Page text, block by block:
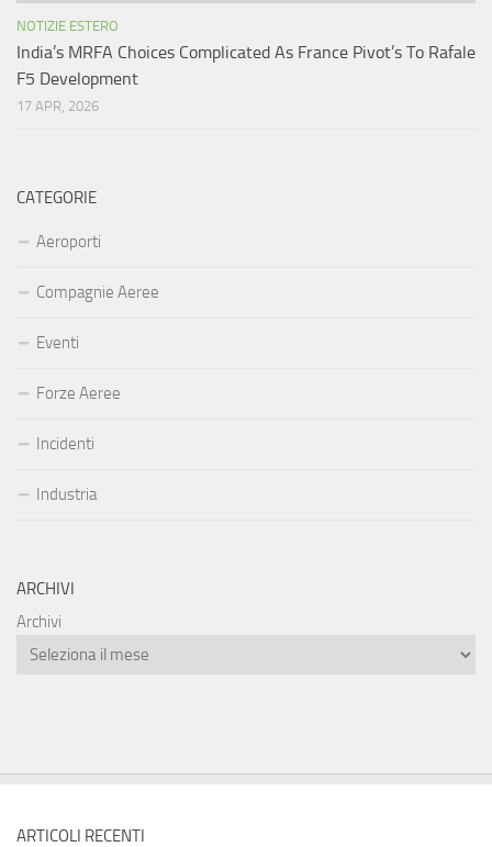
NOTIZIE ESTERO
India’s MRFA Choices Complicated As France Pivot’s To Rafale
F5 Development
17 APR, 2026
CATEGORIE
Aeroporti
Compagnie Aeree
Eventi
Forze Aeree
Incidenti
Industria
ARCHIVI
Archivi
ARTICOLI RECENTI